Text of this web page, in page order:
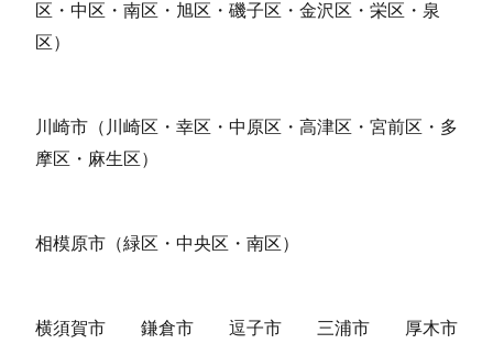
区・中区・南区・旭区・磯子区・金沢区・栄区・泉
区）
川崎市（川崎区・幸区・中原区・高津区・宮前区・多
摩区・麻生区）
相模原市（緑区・中央区・南区）
横須賀市 鎌倉市 逗子市 三浦市 厚木市